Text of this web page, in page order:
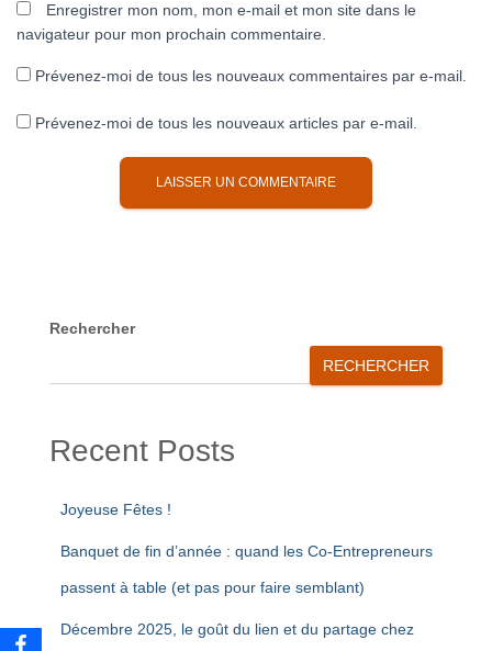
Enregistrer mon nom, mon e-mail et mon site dans le
navigateur pour mon prochain commentaire.
Prévenez-moi de tous les nouveaux commentaires par e-mail.
Prévenez-moi de tous les nouveaux articles par e-mail.
Rechercher
RECHERCHER
Recent Posts
Joyeuse Fêtes !
Banquet de fin d’année : quand les Co-Entrepreneurs
passent à table (et pas pour faire semblant)
Décembre 2025, le goût du lien et du partage chez